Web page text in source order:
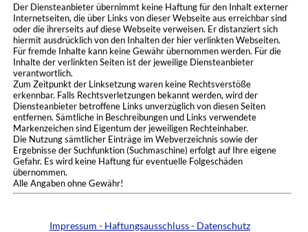
Der Diensteanbieter übernimmt keine Haftung für den Inhalt externer
Internetseiten, die über Links von dieser Webseite aus erreichbar sind
oder die ihrerseits auf diese Webseite verweisen. Er distanziert sich
hiermit ausdrücklich von den Inhalten der hier verlinkten Webseiten.
Für fremde Inhalte kann keine Gewähr übernommen werden. Für die
Inhalte der verlinkten Seiten ist der jeweilige Diensteanbieter
verantwortlich.
Zum Zeitpunkt der Linksetzung waren keine Rechtsverstöße
erkennbar. Falls Rechtsverletzungen bekannt werden, wird der
Diensteanbieter betroffene Links unverzüglich von diesen Seiten
entfernen. Sämtliche in Beschreibungen und Links verwendete
Markenzeichen sind Eigentum der jeweiligen Rechteinhaber.
Die Nutzung sämtlicher Einträge im Webverzeichnis sowie der
Ergebnisse der Suchfunktion (Suchmaschine) erfolgt auf Ihre eigene
Gefahr. Es wird keine Haftung für eventuelle Folgeschäden
übernommen.
Alle Angaben ohne Gewähr!
Impressum - Haftungsausschluss - Datenschutz